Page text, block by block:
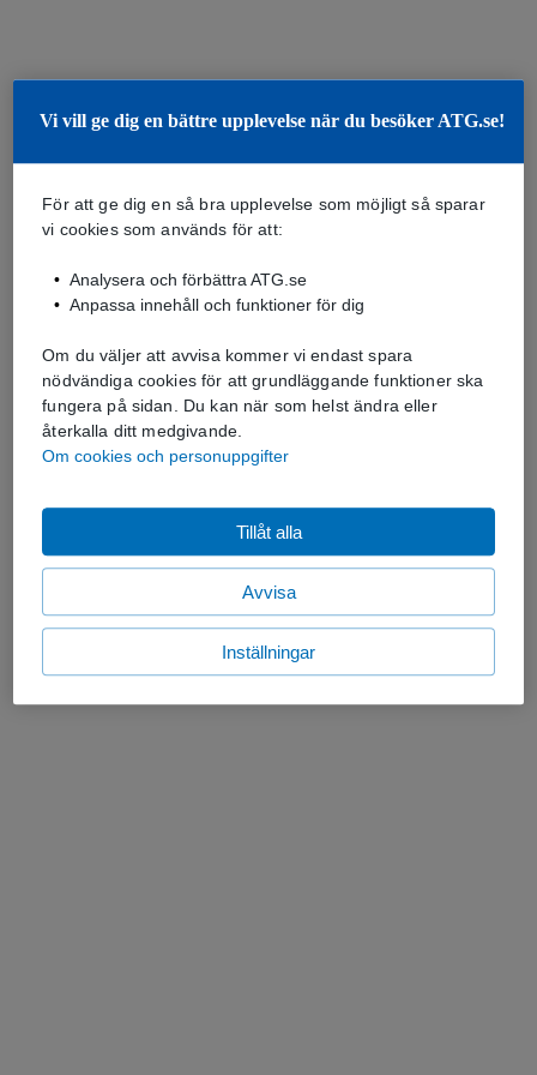
Vi vill ge dig en bättre upplevelse när du besöker ATG.se!
För att ge dig en så bra upplevelse som möjligt så sparar
vi cookies som används för att:
Analysera och förbättra ATG.se
Anpassa innehåll och funktioner för dig
Om du väljer att avvisa kommer vi endast spara
nödvändiga cookies för att grundläggande funktioner ska
fungera på sidan. Du kan när som helst ändra eller
återkalla ditt medgivande.
Om cookies och personuppgifter
Avvisa
Tillåt alla
Inställningar